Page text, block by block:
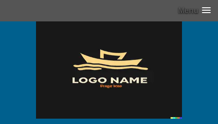
Menu